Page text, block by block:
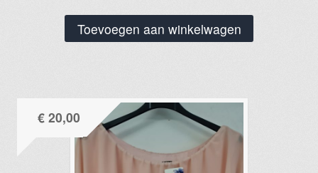
Toevoegen aan winkelwagen
€20,00